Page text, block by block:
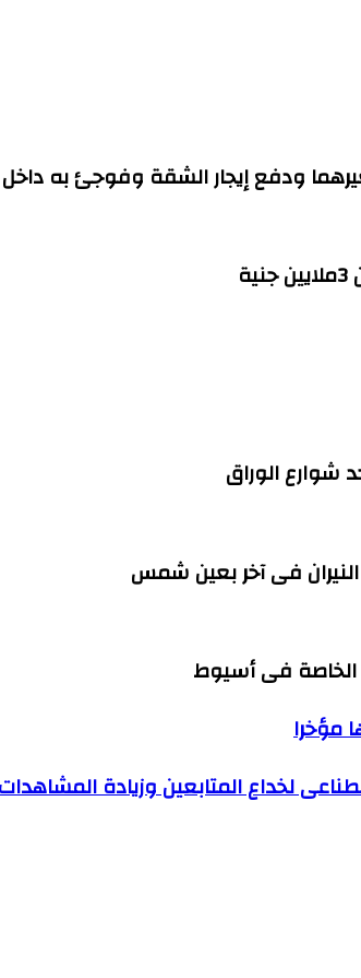
ودفع إيجار الشقة وفوجئ به داخل
فى آخر بعين شمس
فى أسيوط
مؤخرا
لخداع المتابعين وزيادة